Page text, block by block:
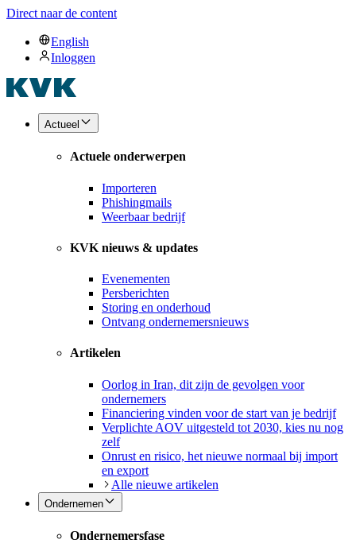
Direct naar de content
English
Inloggen
Actueel
Actuele onderwerpen
Importeren
Phishingmails
Weerbaar bedrijf
KVK nieuws & updates
Evenementen
Persberichten
Storing en onderhoud
Ontvang ondernemersnieuws
Artikelen
Oorlog in Iran, dit zijn de gevolgen voor
ondernemers
Financiering vinden voor de start van je bedrijf
Verplichte AOV uitgesteld tot 2030, kies nu nog
zelf
Onrust en risico, het nieuwe normaal bij import
en export
Alle nieuwe artikelen
Ondernemen
Ondernemersfase